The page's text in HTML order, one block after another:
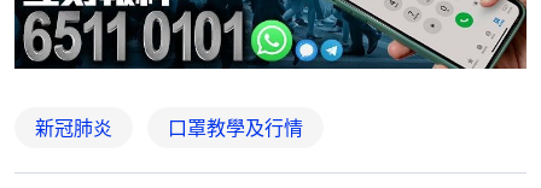
新冠肺炎 口罩教學及行情